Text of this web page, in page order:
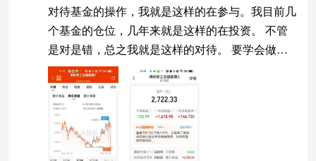
对待基金的操作，我就是这样的在参与。我目前几
个基金的仓位，几年来就是这样的在投资。 不管
是对是错，总之我就是这样的对待。 要学会做聪
明、勇敢又狡猾的投资者。